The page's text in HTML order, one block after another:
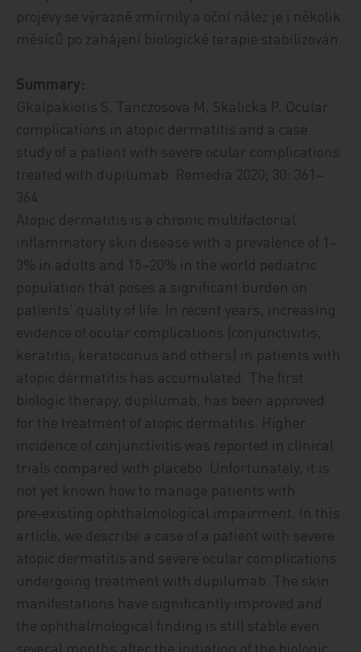
projevy se výrazně zmírnily a oční nález je i několik
měsíců po zahájení biologické terapie stabilizován.
Summary:
Gkalpakiotis S, Tanczosova M, Skalicka P. Ocular
complications in atopic dermatitis and a case
study of a patient with severe ocular complications
treated with dupilumab. Remedia 2020; 30: 361–
364.
Atopic dermatitis is a chronic multifactorial
inflammatory skin disease with a prevalence of 1–
3% in adults and 15–20% in the world pediatric
population that poses a significant burden on
patients' quality of life. In recent years, increasing
evidence of ocular complications (conjunctivitis,
keratitis, keratoconus and others) in patients with
atopic dermatitis has accumulated. The first
biologic therapy, dupilumab, has been approved
for the treatment of atopic dermatitis. Higher
incidence of conjunctivitis was reported in clinical
trials compared with placebo. Unfortunately, it is
not yet known how to manage patients with
pre‑existing ophthalmological impairment. In this
article, we describe a case of a patient with severe
atopic dermatitis and severe ocular complications
undergoing treatment with dupilumab. The skin
manifestations have significantly improved and
the ophthalmological finding is still stable even
several months after the initiation of the biologic